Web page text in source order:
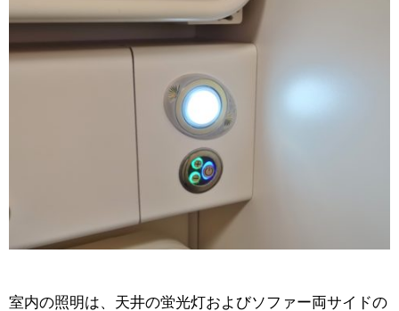
室内の照明は、天井の蛍光灯およびソファー両サイドの